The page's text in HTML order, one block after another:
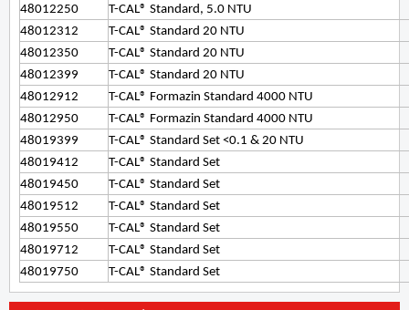
48012250
T-CAL® Standard, 5.0 NTU
48012312
T-CAL® Standard 20 NTU
48012350
T-CAL® Standard 20 NTU
48012399
T-CAL® Standard 20 NTU
48012912
T-CAL® Formazin Standard 4000 NTU
48012950
T-CAL® Formazin Standard 4000 NTU
48019399
T-CAL® Standard Set <0.1 & 20 NTU
48019412
T-CAL® Standard Set
48019450
T-CAL® Standard Set
48019512
T-CAL® Standard Set
48019550
T-CAL® Standard Set
48019712
T-CAL® Standard Set
48019750
T-CAL® Standard Set